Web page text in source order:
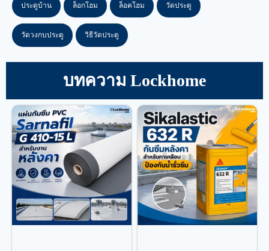
ประตูบ้าน ล็อกโฮม ล็อคโฮม วัดประตู
วัดวงกบประตู วิธีวัดประตู
บทความ Lockhome